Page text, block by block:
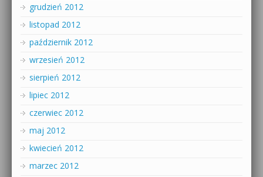
grudzień 2012
listopad 2012
październik 2012
wrzesień 2012
sierpień 2012
lipiec 2012
czerwiec 2012
maj 2012
kwiecień 2012
marzec 2012